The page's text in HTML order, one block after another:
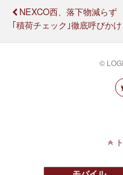
NEXCO西、落下物減らず
｢積荷チェック｣徹底呼びかけ
©